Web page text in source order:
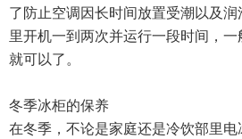
了防止空调因长时间放置受潮以及
里开机一到两次并运行一段时间，
就可以了。
冬季冰柜的保养
在冬季，不论是家庭还是冷饮部里